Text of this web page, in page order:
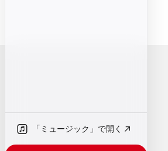
「ミュージック」で開く